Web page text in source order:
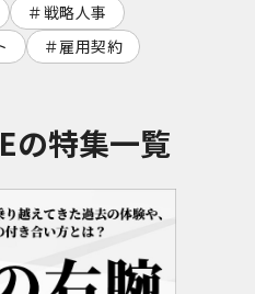
戦略人事
雇用契約
の特集一覧